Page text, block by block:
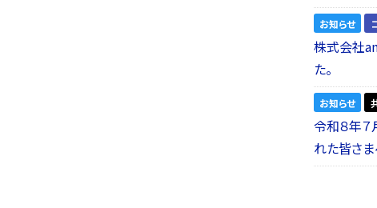
お知らせ
株式会社
た。
お知らせ
令和８年
れた皆さ